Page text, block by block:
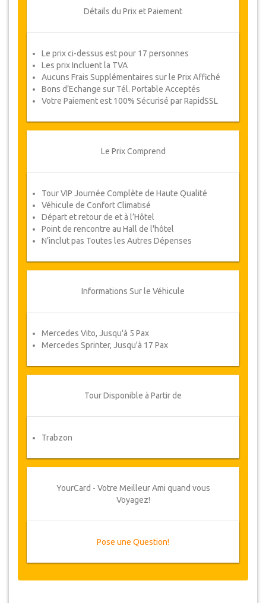
Détails du Prix et Paiement
Le prix ci-dessus est pour 17 personnes
Les prix Incluent la TVA
Aucuns Frais Supplémentaires sur le Prix Affiché
Bons d’Echange sur Tél. Portable Acceptés
Votre Paiement est 100% Sécurisé par RapidSSL
Le Prix Comprend
Tour VIP Journée Complète de Haute Qualité
Véhicule de Confort Climatisé
Départ et retour de et à l’Hôtel
Point de rencontre au Hall de l'hôtel
N’inclut pas Toutes les Autres Dépenses
Informations Sur le Véhicule
Mercedes Vito, Jusqu'à 5 Pax
Mercedes Sprinter, Jusqu'à 17 Pax
Tour Disponible à Partir de
Trabzon
YourCard - Votre Meilleur Ami quand vous
Voyagez!
Pose une Question!